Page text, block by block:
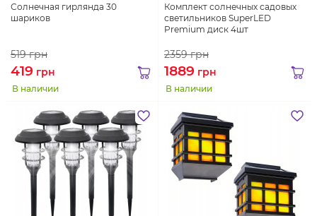
Солнечная гирлянда 30
шариков
519грн
419 грн
В наличии
Комплект солнечных садовых
светильников SuperLED
Premium диск 4шт
2359грн
1889 грн
В наличии